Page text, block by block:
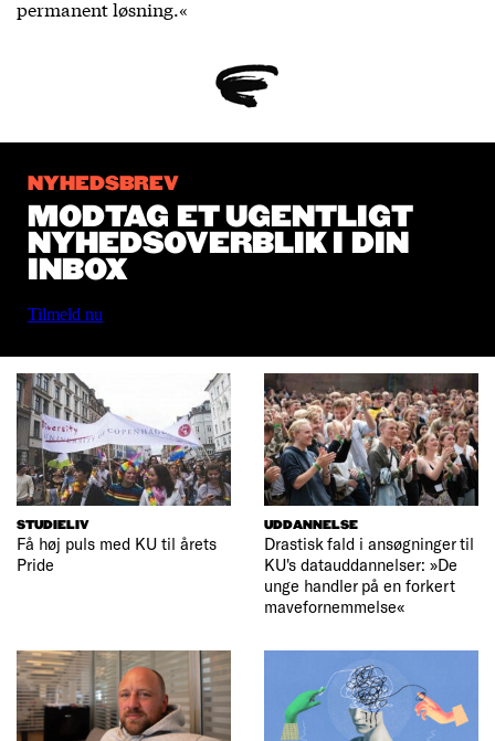
permanent løsning.«
NYHEDSBREV
MODTAG ET UGENTLIGT
NYHEDSOVERBLIK I DIN
INBOX
Tilmeld nu
STUDIELIV
Få høj puls med KU til årets
Pride
UDDANNELSE
Drastisk fald i ansøgninger til
KU's datauddannelser: »De
unge handler på en forkert
mavefornemmelse«